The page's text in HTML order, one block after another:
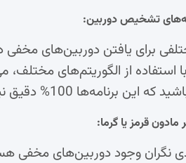
برای یافتن دوربین‌های مخفی
استفاده از الگوریتم‌های
دقیق نیستند و نباید به طور کامل به آنها اتکا کرد.
نگران وجود دوربین‌های مخفی